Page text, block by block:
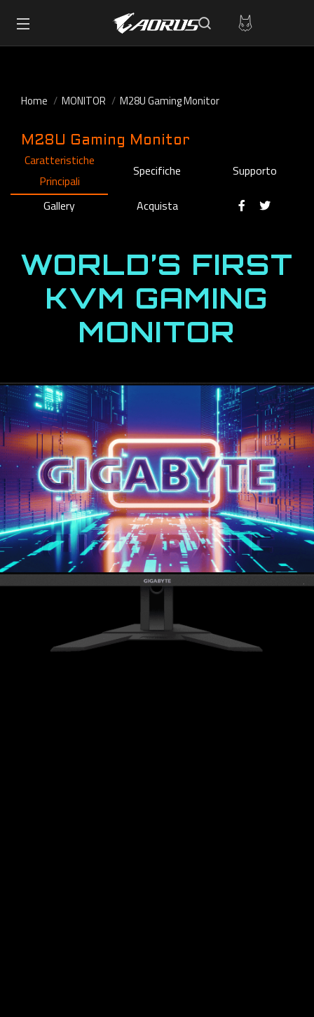
Home MONITOR M28U Gaming Monitor
M28U Gaming Monitor
Caratteristiche
Principali
Specifiche Supporto
Gallery Acquista
WORLD’S FIRST
KVM GAMING
MONITOR